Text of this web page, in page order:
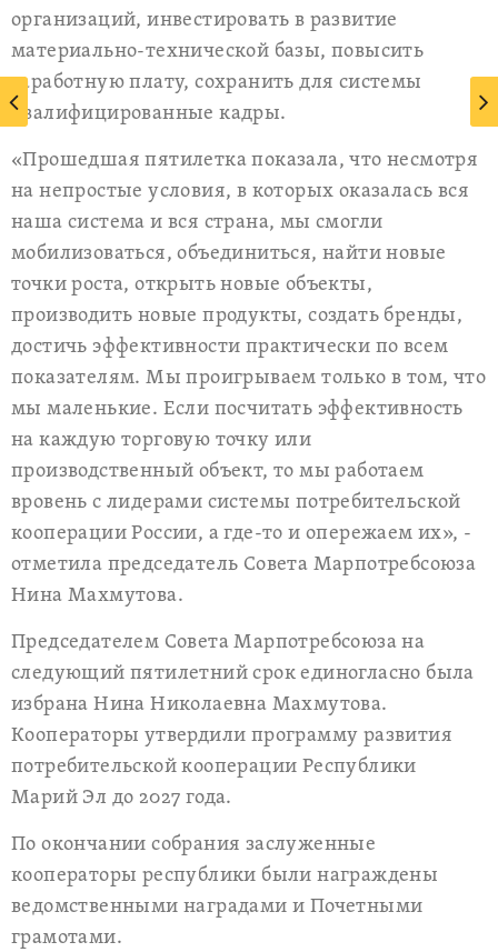
организаций, инвестировать в развитие
материально-технической базы, повысить
заработную плату, сохранить для системы
квалифицированные кадры.
«Прошедшая пятилетка показала, что несмотря
на непростые условия, в которых оказалась вся
наша система и вся страна, мы смогли
мобилизоваться, объединиться, найти новые
точки роста, открыть новые объекты,
производить новые продукты, создать бренды,
достичь эффективности практически по всем
показателям. Мы проигрываем только в том, что
мы маленькие. Если посчитать эффективность
на каждую торговую точку или
производственный объект, то мы работаем
вровень с лидерами системы потребительской
кооперации России, а где-то и опережаем их», -
отметила председатель Совета Марпотребсоюза
Нина Махмутова.
Председателем Совета Марпотребсоюза на
следующий пятилетний срок единогласно была
избрана Нина Николаевна Махмутова.
Кооператоры утвердили программу развития
потребительской кооперации Республики
Марий Эл до 2027 года.
По окончании собрания заслуженные
кооператоры республики были награждены
ведомственными наградами и Почетными
грамотами.